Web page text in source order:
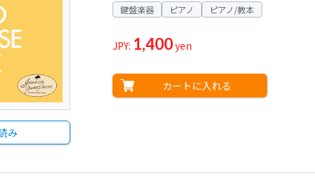
み
鍵盤楽器 ピアノ ピアノ/教本
JPY: 1,400yen
カートに入れる